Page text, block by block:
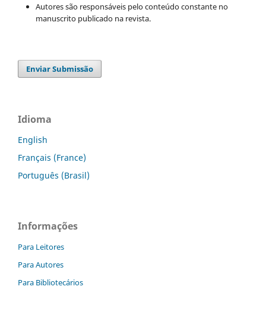
Autores são responsáveis pelo conteúdo constante no
manuscrito publicado na revista.
Enviar Submissão
Idioma
English
Français (France)
Português (Brasil)
Informações
Para Leitores
Para Autores
Para Bibliotecários